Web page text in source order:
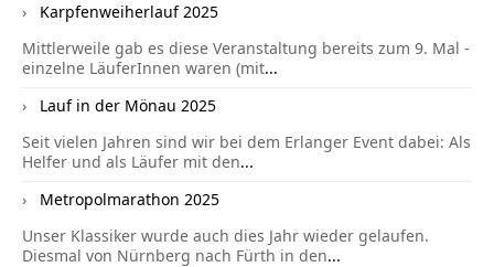
Karpfenweiherlauf 2025
Mittlerweile gab es diese Veranstaltung bereits zum 9. Mal -
einzelne LäuferInnen waren (mit...
Lauf in der Mönau 2025
Seit vielen Jahren sind wir bei dem Erlanger Event dabei: Als
Helfer und als Läufer mit den...
Metropolmarathon 2025
Unser Klassiker wurde auch dies Jahr wieder gelaufen.
Diesmal von Nürnberg nach Fürth in den...